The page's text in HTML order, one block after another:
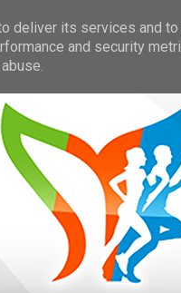
deliver its services and
and security